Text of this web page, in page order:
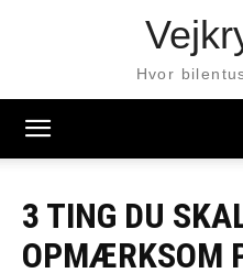
Hvor
3 TING DU
OPMÆRKSOM